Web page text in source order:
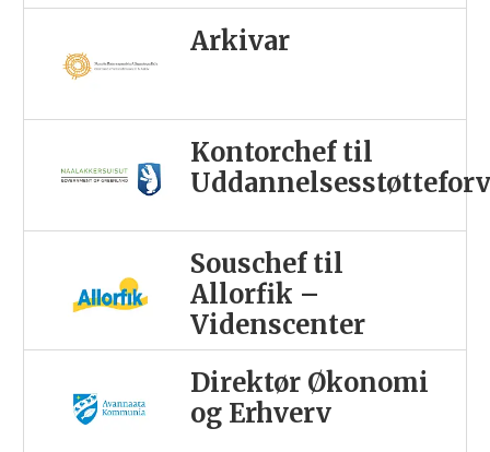
Arkivar
Kontorchef til
Souschef til
Allorfik –
Videnscenter
Direktør Økonomi
og Erhverv